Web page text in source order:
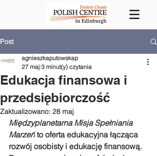
Post
Edukacja finansowa i
przedsiębiorczość
agnieszkaputowskap
27 maj 3 minut(y) czytania
Zaktualizowano: 28 maj
Międzyplanetarna Misja Spełniania
Marzeń to oferta edukacyjna łącząca
rozwój osobisty i edukację finansową.